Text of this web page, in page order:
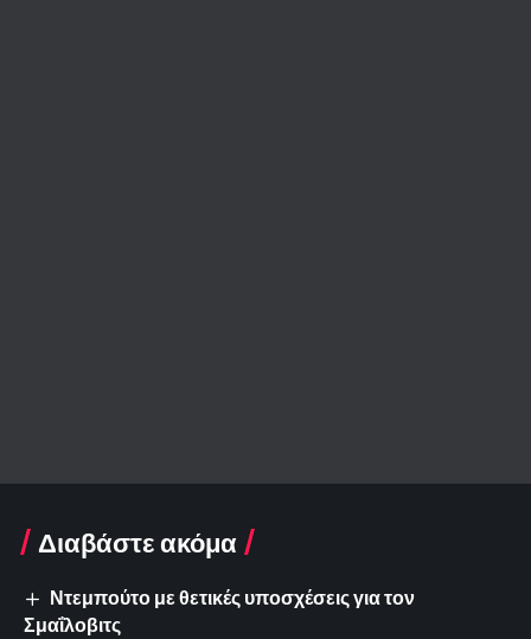
Διαβάστε ακόμα
Ντεμπούτο με θετικές υποσχέσεις για τον
Σμαΐλοβιτς